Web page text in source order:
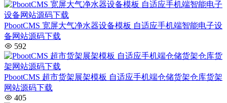
PbootCMS 宽屏大气净水器设备模板 自适应手机端智能电子设
备网站源码下载
592
PbootCMS 超市货架展架模板 自适应手机端仓储货架仓库货架
网站源码下载
405